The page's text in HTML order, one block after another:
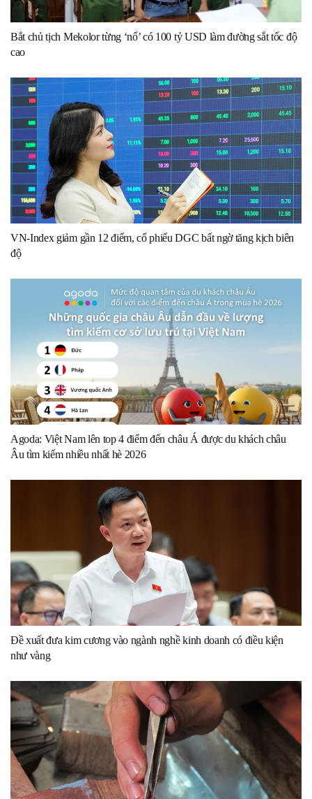
Bắt chủ tịch Mekolor từng ‘nổ’ có 100 tỷ USD làm đường sắt tốc độ
cao
VN-Index giảm gần 12 điểm, cổ phiếu DGC bất ngờ tăng kịch biên
độ
Agoda: Việt Nam lên top 4 điểm đến châu Á được du khách châu
Âu tìm kiếm nhiều nhất hè 2026
Đề xuất đưa kim cương vào ngành nghề kinh doanh có điều kiện
như vàng